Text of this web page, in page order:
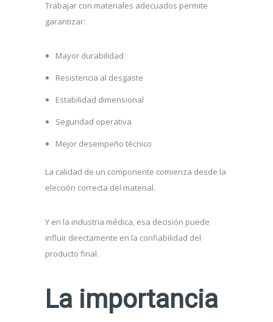
Trabajar con materiales adecuados permite
garantizar:
Mayor durabilidad
Resistencia al desgaste
Estabilidad dimensional
Seguridad operativa
Mejor desempeño técnico
La calidad de un componente comienza desde la
elección correcta del material.
Y en la industria médica, esa decisión puede
influir directamente en la confiabilidad del
producto final.
La importancia